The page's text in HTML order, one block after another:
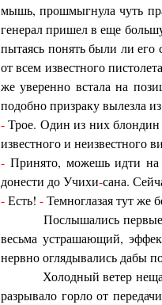
мышь, прошмыгнула чуть
генерал пришел в еще
пытаясь понять были ли его
от всем известного
же уверенно встала на
подобно призраку вылезла
-Трое. Один из них блондин
известного и неизвестного
- Принято, можешь идти
донести до Учихи-сана.
-Есть! -Темноглазая тут же
Послышались
весьма устрашающий,
нервно оглядывались дабы
Холодный ветер
разрывало горло от